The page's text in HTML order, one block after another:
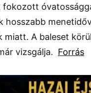
fokozott
hosszabb
miatt. A baleset
vizsgálja. Forrás